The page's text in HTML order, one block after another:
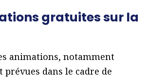
gratuites sur la
animations, notamment
prévues dans le cadre de